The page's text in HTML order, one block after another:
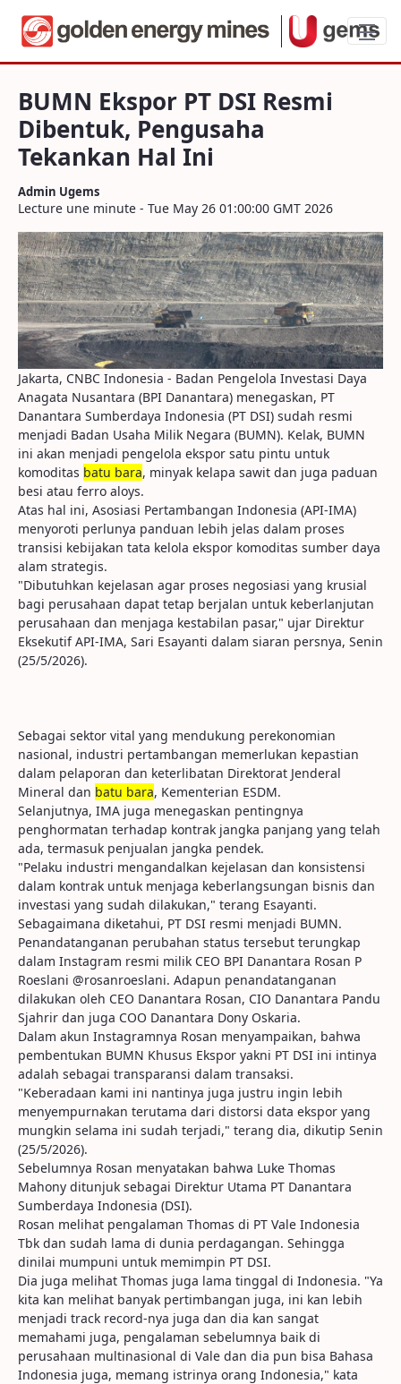
BUMN Ekspor PT DSI Resmi Dibentuk,
BUMN Ekspor PT DSI Resmi
Dibentuk, Pengusaha
Tekankan Hal Ini
Admin Ugems
Lecture une minute - Tue May 26 01:00:00 GMT 2026
Jakarta, CNBC Indonesia - Badan Pengelola Investasi Daya
Anagata Nusantara (BPI Danantara) menegaskan, PT
Danantara Sumberdaya Indonesia (PT DSI) sudah resmi
menjadi Badan Usaha Milik Negara (BUMN). Kelak, BUMN
ini akan menjadi pengelola ekspor satu pintu untuk
komoditas batu bara, minyak kelapa sawit dan juga paduan
besi atau ferro aloys.
Atas hal ini, Asosiasi Pertambangan Indonesia (API-IMA)
menyoroti perlunya panduan lebih jelas dalam proses
transisi kebijakan tata kelola ekspor komoditas sumber daya
alam strategis.
"Dibutuhkan kejelasan agar proses negosiasi yang krusial
bagi perusahaan dapat tetap berjalan untuk keberlanjutan
perusahaan dan menjaga kestabilan pasar," ujar Direktur
Eksekutif API-IMA, Sari Esayanti dalam siaran persnya, Senin
(25/5/2026).
Sebagai sektor vital yang mendukung perekonomian
nasional, industri pertambangan memerlukan kepastian
dalam pelaporan dan keterlibatan Direktorat Jenderal
Mineral dan batu bara, Kementerian ESDM.
Selanjutnya, IMA juga menegaskan pentingnya
penghormatan terhadap kontrak jangka panjang yang telah
ada, termasuk penjualan jangka pendek.
"Pelaku industri mengandalkan kejelasan dan konsistensi
dalam kontrak untuk menjaga keberlangsungan bisnis dan
investasi yang sudah dilakukan," terang Esayanti.
Sebagaimana diketahui, PT DSI resmi menjadi BUMN.
Penandatanganan perubahan status tersebut terungkap
dalam Instagram resmi milik CEO BPI Danantara Rosan P
Roeslani @rosanroeslani. Adapun penandatanganan
dilakukan oleh CEO Danantara Rosan, CIO Danantara Pandu
Sjahrir dan juga COO Danantara Dony Oskaria.
Dalam akun Instagramnya Rosan menyampaikan, bahwa
pembentukan BUMN Khusus Ekspor yakni PT DSI ini intinya
adalah sebagai transparansi dalam transaksi.
"Keberadaan kami ini nantinya juga justru ingin lebih
menyempurnakan terutama dari distorsi data ekspor yang
mungkin selama ini sudah terjadi," terang dia, dikutip Senin
(25/5/2026).
Sebelumnya Rosan menyatakan bahwa Luke Thomas
Mahony ditunjuk sebagai Direktur Utama PT Danantara
Sumberdaya Indonesia (DSI).
Rosan melihat pengalaman Thomas di PT Vale Indonesia
Tbk dan sudah lama di dunia perdagangan. Sehingga
dinilai mumpuni untuk memimpin PT DSI.
Dia juga melihat Thomas juga lama tinggal di Indonesia. "Ya
kita kan melihat banyak pertimbangan juga, ini kan lebih
menjadi track record-nya juga dan dia kan sangat
memahami juga, pengalaman sebelumnya baik di
perusahaan multinasional di Vale dan dia pun bisa Bahasa
Indonesia juga, memang istrinya orang Indonesia," kata